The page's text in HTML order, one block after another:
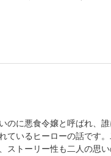
のに悪食令嬢と呼ばれ、
ているヒーローの話です
ストーリー性も二人の思